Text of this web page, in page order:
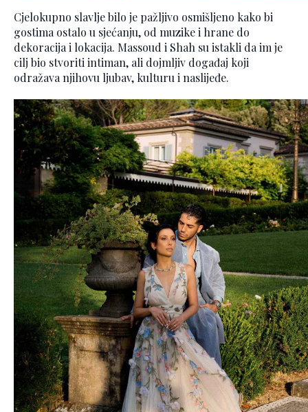
Cjelokupno slavlje bilo je pažljivo osmišljeno kako bi
gostima ostalo u sjećanju, od muzike i hrane do
dekoracija i lokacija. Massoud i Shah su istakli da im je
cilj bio stvoriti intiman, ali dojmljiv događaj koji
odražava njihovu ljubav, kulturu i naslijeđe.